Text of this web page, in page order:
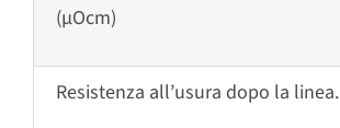
(µOcm)
Resistenza all’usura dopo la linea.